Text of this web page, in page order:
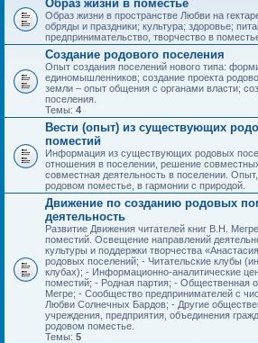
Образ жизни в поместье
Образ жизни в пространстве Любви на
обряды и праздники; культура; здоровье;
предпринимательство, творчество в
Создание родового поселения
Опыт создания поселений нового типа:
единомышленников; создание проекта
земли – опыт общения с органами власти;
поселения.
Темы: 4
Вести (опыт) из существующих
поместий
Информация из существующих родовых
отношения в поселении, решение
совместная деятельность в поселении.
родовом поместье, в гармонии с природой.
Движение по созданию родовых
деятельность
Развитие Движения читателей книг В.Н.
поместий. Освещение направлений
культуры и поддержки творчества
родовых поселений; - Читательские клубы
клубах); - Информационно-аналитические
поместий; - Родная партия; - Общественная
Мегре; - Сообщество предпринимателей с
Любви Солнечных Бардов; - Другие
учреждения, предприятия, объединения
родовом поместье.
Темы: 5